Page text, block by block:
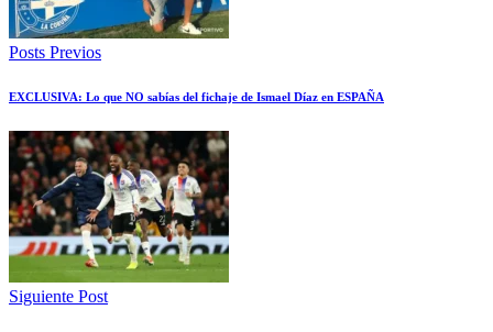
Posts Previos
EXCLUSIVA: Lo que NO sabías del fichaje de Ismael Díaz en ESPAÑA
Siguiente Post